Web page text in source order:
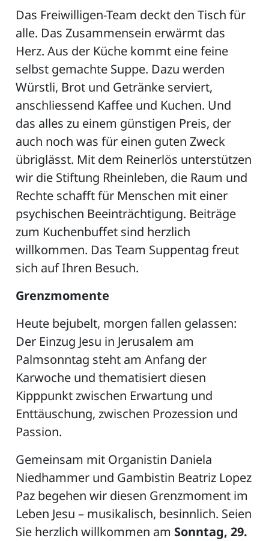
Das Freiwilligen-Team deckt den Tisch für
alle. Das Zusammensein erwärmt das
Herz. Aus der Küche kommt eine feine
selbst gemachte Suppe. Dazu werden
Würstli, Brot und Getränke serviert,
anschliessend Kaffee und Kuchen. Und
das alles zu einem günstigen Preis, der
auch noch was für einen guten Zweck
übriglässt. Mit dem Reinerlös unterstützen
wir die Stiftung Rheinleben, die Raum und
Rechte schafft für Menschen mit einer
psychischen Beeinträchtigung. Beiträge
zum Kuchenbuffet sind herzlich
willkommen. Das Team Suppentag freut
sich auf Ihren Besuch.
Grenzmomente
Heute bejubelt, morgen fallen gelassen:
Der Einzug Jesu in Jerusalem am
Palmsonntag steht am Anfang der
Karwoche und thematisiert diesen
Kipppunkt zwischen Erwartung und
Enttäuschung, zwischen Prozession und
Passion.
Gemeinsam mit Organistin Daniela
Niedhammer und Gambistin Beatriz Lopez
Paz begehen wir diesen Grenzmoment im
Leben Jesu – musikalisch, besinnlich. Seien
Sie herzlich willkommen am Sonntag, 29.